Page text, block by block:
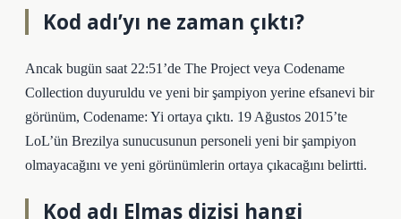
Kod adı’yı ne zaman çıktı?
Ancak bugün saat 22:51’de The Project veya Codename
Collection duyuruldu ve yeni bir şampiyon yerine efsanevi bir
görünüm, Codename: Yi ortaya çıktı. 19 Ağustos 2015’te
LoL’ün Brezilya sunucusunun personeli yeni bir şampiyon
olmayacağını ve yeni görünümlerin ortaya çıkacağını belirtti.
Kod adı Elmas dizisi hangi